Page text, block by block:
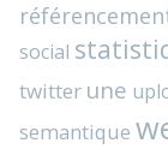
social
twitter une
semantique